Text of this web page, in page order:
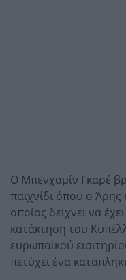
Ο Μπενχαμίν Γκαρέ
παιχνίδι όπου ο
οποίος δείχνει να
κατάκτηση του
ευρωπαϊκού
πετύχει ένα